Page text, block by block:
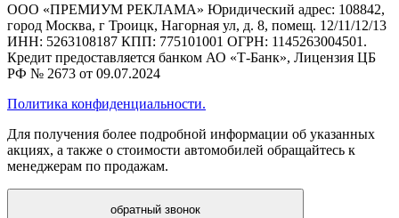
ООО «ПРЕМИУМ РЕКЛАМА» Юридический адрес: 108842,
город Москва, г Троицк, Нагорная ул, д. 8, помещ. 12/11/12/13
ИНН: 5263108187 КПП: 775101001 ОГРН: 1145263004501.
Кредит предоставляется банком АО «Т-Банк», Лицензия ЦБ
РФ № 2673 от 09.07.2024
Политика конфиденциальности.
Для получения более подробной информации об указанных
акциях, а также о стоимости автомобилей обращайтесь к
менеджерам по продажам.
обратный звонок